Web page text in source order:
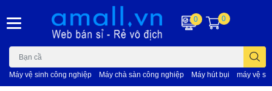
Máy vệ sinh công nghiệp Máy chà sàn công nghiệp Máy hút bụi máy vệ
0 0